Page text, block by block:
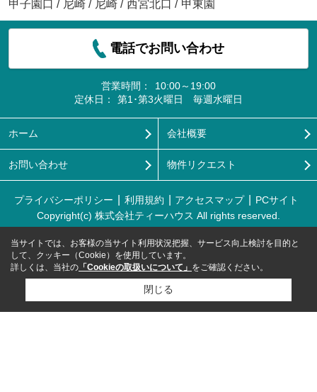
甲子園口 / 尼崎 / 尼崎 / 西宮北口 / 甲東園
電話でお問い合わせ
営業時間：
10:00～19:00
定休日：
第1･第3火曜日 毎週水曜日
ホーム 会社概要
お問い合わせ 物件リクエスト
プライバシーポリシー 利用規約 アクセスマップ
PCサイト
Copyright(c) 株式会社ティーハウス All rights reserved.
当サイトでは、お客様の当サイト利用状況把握、サービス向上検討を目的と
して、クッキー（Cookie）を使用しています。
詳しくは、当社の 「Cookieの取扱いについて」 をご確認ください。
閉じる